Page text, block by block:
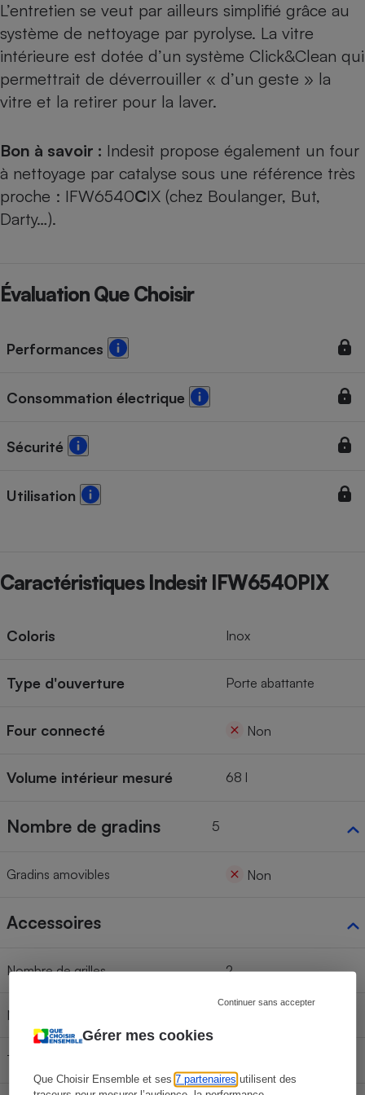
Gérer mes cookies
Que Choisir Ensemble et ses7 partenaires utilisent des
Continuer sans accepter
L’entretien se veut par ailleurs simplifié grâce au
système de nettoyage par pyrolyse. La vitre
intérieure est dotée d’un système Click&Clean qui
permettrait de déverrouiller « d’un geste » la
vitre et la retirer pour la laver.
Bon à savoir : Indesit propose également un four
à nettoyage par catalyse sous une référence très
proche : IFW6540CIX (chez Boulanger, But,
Darty…).
Évaluation Que Choisir
Performances
Consommation électrique
Sécurité
Utilisation
Caractéristiques Indesit IFW6540PIX
Coloris Inox
Type d'ouverture Porte abattante
Four connecté Non
Volume intérieur mesuré 68 l
Nombre de gradins 5
Gradins amovibles Non
Accessoires
Nombre de grilles 2
Nombre de plats lèchefrites
Tournebroche